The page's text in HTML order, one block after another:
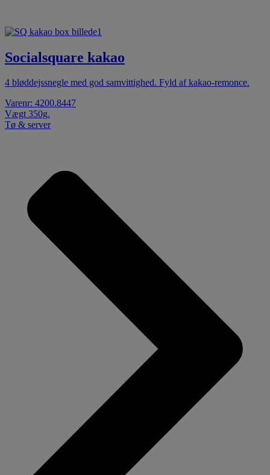
Socialsquare kakao
4 bløddejssnegle med god samvittighed. Fyld af kakao-remonce.
Varenr: 4200.8447
Vægt 350g.
Tø & server